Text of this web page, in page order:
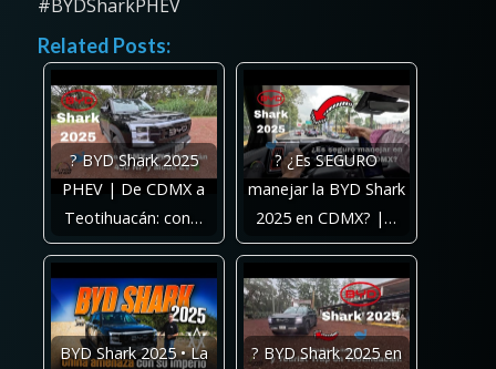
#BYDSharkPHEV
Related Posts:
? BYD Shark 2025
PHEV | De CDMX a
Teotihuacán: con…
? ¿Es SEGURO
manejar la BYD Shark
2025 en CDMX? |…
BYD Shark 2025 • La
? BYD Shark 2025 en